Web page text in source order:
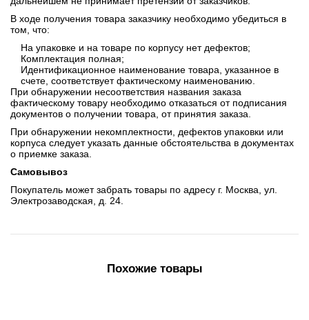
В ходе получения товара заказчику необходимо убедиться в
том, что:
На упаковке и на товаре по корпусу нет дефектов;
Комплектация полная;
Идентификационное наименование товара, указанное в
счете, соответствует фактическому наименованию.
При обнаружении несоответствия названия заказа
фактическому товару необходимо отказаться от подписания
документов о получении товара, от принятия заказа.
При обнаружении некомплектности, дефектов упаковки или
корпуса следует указать данные обстоятельства в документах
о приемке заказа.
Самовывоз
Покупатель может забрать товары по адресу г. Москва, ул.
Электрозаводская, д. 24.
Похожие товары